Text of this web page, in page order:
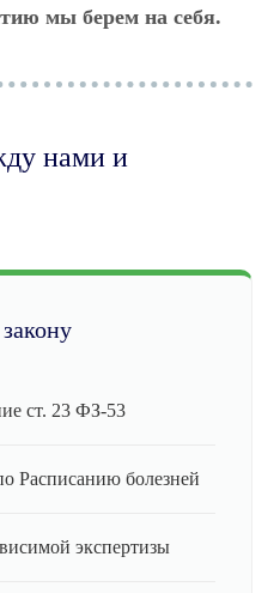
мы берем на себя.
нами и
ст. 23 ФЗ-53
Расписанию болезней
экспертизы